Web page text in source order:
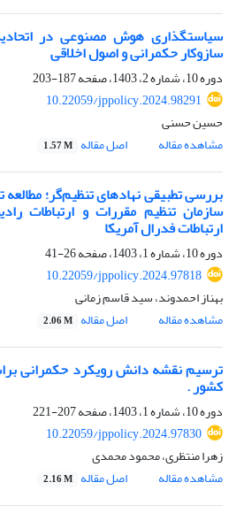
سیاستگذاری هوش مصنوعی در
سازوکار حکمرانی و اصول اخلاقی
دوره 10، شماره 2، 1403، صفحه
187-203
10.22059/jppolicy.2024.98291
حسین حسنی
مشاهده مقاله
اصل مقاله 1.57 M
بررسی تطبیقی نهادهای تنظیم‌گر؛
سازمان تنظیم مقررات و ارتباطات
ارتباطات فدرال آمریکا
دوره 10، شماره 1، 1403، صفحه
26-41
10.22059/jppolicy.2024.97818
بهناز احمدوند، سید قاسم زمانی
مشاهده مقاله
اصل مقاله 2.06 M
ترسیم نقشه دانش رویکرد حکمرانی
کشور .
دوره 10، شماره 1، 1403، صفحه
207-221
10.22059/jppolicy.2024.97830
زهرا منتظری، محمود محمدی
مشاهده مقاله
اصل مقاله 2.16 M